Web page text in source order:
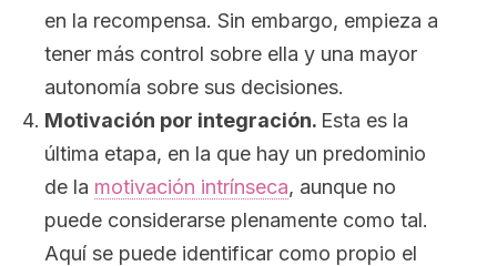
en la recompensa. Sin embargo, empieza a
tener más control sobre ella y una mayor
autonomía sobre sus decisiones.
Motivación por integración. Esta es la
última etapa, en la que hay un predominio
de la motivación intrínseca, aunque no
puede considerarse plenamente como tal.
Aquí se puede identificar como propio el